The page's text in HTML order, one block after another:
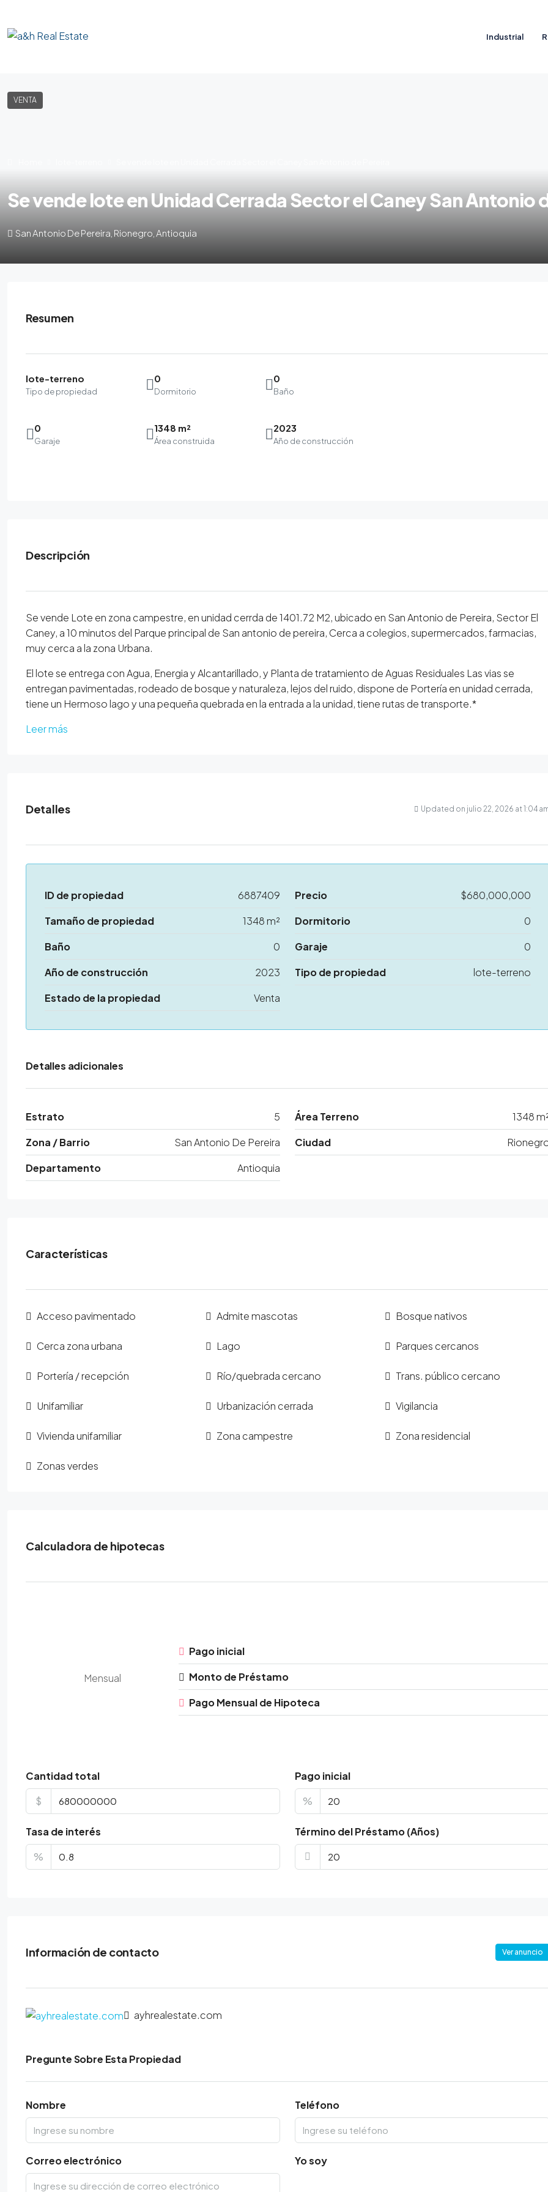
Industrial
VENTA
Se vende lote en Unidad Cerrada Sector el Caney San Antonio
San Antonio De Pereira, Rionegro, Antioquia
Resumen
lote-terreno
Tipo de propiedad
0
Dormitorio
0
Baño
0
Garaje
1348 m²
Área construida
2023
Año de construcción
Descripción
Se vende Lote en zona campestre, en unidad cerrda de 1401.72 M2, ubicado en San Antonio de Pereira, Sector El
Caney, a 10 minutos del Parque principal de San antonio de pereira, Cerca a colegios, supermercados, farmacias,
muy cerca a la zona Urbana.
El lote se entrega con Agua, Energia y Alcantarillado, y Planta de tratamiento de Aguas Residuales Las vias se
entregan pavimentadas, rodeado de bosque y naturaleza, lejos del ruido, dispone de Portería en unidad cerrada,
tiene un Hermoso lago y una pequeña quebrada en la entrada a la unidad, tiene rutas de transporte.*
Leer más
Detalles Updated on julio 22, 2026 at 1:04
ID de propiedad 6887409 Precio
$680,000,000
Tamaño de propiedad
1348 m² Dormitorio
0
Baño
0 Garaje
0
Año de construcción
2023 Tipo de propiedad
lote-terreno
Estado de la propiedad
Venta
Detalles adicionales
Estrato 5 Área Terreno
1348
Zona / Barrio
San Antonio De Pereira Ciudad
Departamento
Antioquia
Características
Acceso pavimentado Admite mascotas Bosque nativos
Cerca zona urbana Lago Parques cercanos
Portería / recepción Río/quebrada cercano Trans. público cercano
Unifamiliar Urbanización cerrada Vigilancia
Vivienda unifamiliar Zona campestre Zona residencial
Zonas verdes
Calculadora de hipotecas
Mensual
Pago inicial
Monto de Préstamo
Pago Mensual de Hipoteca
Cantidad total
$
Pago inicial
%
Tasa de interés
%
Término del Préstamo (Años)
Información de contacto Ver anuncio
ayhrealestate.com
Pregunte Sobre Esta Propiedad
Nombre Teléfono
Correo electrónico Yo soy